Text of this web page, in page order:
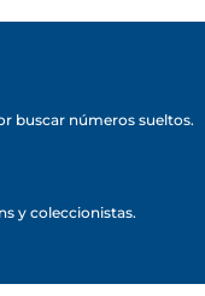
buscar números sueltos.
y coleccionistas.